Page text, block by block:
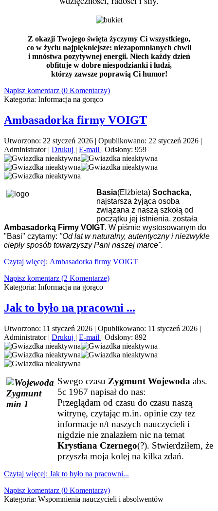
Z okazji Twojego święta życzymy Ci wszystkiego,
co w życiu najpiękniejsze: niezapomnianych chwil
i mnóstwa pozytywnej energii. Niech każdy dzień
obfituje w dobre niespodzianki i ludzi,
którzy zawsze poprawią Ci humor!
Napisz komentarz (0 Komentarzy)
Kategoria: Informacja na gorąco
Ambasadorka firmy VOIGT
Utworzono: 22 styczeń 2026 | Opublikowano: 22 styczeń 2026 |
Administrator| Drukuj | E-mail | Odsłony: 959
Basia(Elżbieta) Sochacka,
najstarsza żyjąca osoba
związana z naszą szkołą od
początku jej istnienia, została
Ambasadorką Firmy VOIGT. W piśmie wystosowanym do
"Basi" czytamy: "Od lat w naturalny, autentyczny i niezwykle
ciepły sposób towarzyszy Pani naszej marce".
Czytaj więcej: Ambasadorka firmy VOIGT
Napisz komentarz (2 Komentarze)
Kategoria: Informacja na gorąco
Jak to było na pracowni ...
Utworzono: 11 styczeń 2026 | Opublikowano: 11 styczeń 2026 |
Administrator| Drukuj | E-mail | Odsłony: 892
Swego czasu Zygmunt Wojewoda abs.
5c 1967 napisał do nas:
Przeglądam od czasu do czasu naszą
witrynę, czytając m.in. opinie czy tez
informacje n/t naszych nauczycieli i
nigdzie nie znalazłem nic na temat
Krystiana Czernego(?). Stwierdziłem, że
przyszła moja kolej na kilka zdań.
Czytaj więcej: Jak to było na pracowni...
Napisz komentarz (0 Komentarzy)
Kategoria: Wspomnienia nauczycieli i absolwentów